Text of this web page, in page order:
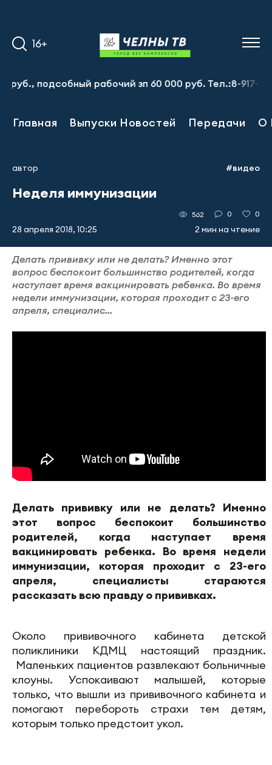
16+
рабочий зп 60 000 руб. Тел.:8-917-913-20-
Главная Выпуски Новостей Передачи О
автор #видео
Неделя иммунизации
28 апреля 2018, 10:25
562 0 0
2 мин на чтение
Делать прививку или не делать? Именно этот
вопрос беспокоит большинство родителей, когда
наступает время вакцинировать ребенка. Во время
недели иммунизации, которая проходит с 23-его
апреля, специалис...
Делать прививку или не делать? Именно
этот вопрос беспокоит большинство
родителей, когда наступает время
вакцинировать ребенка. Во время недели
иммунизации, которая проходит с 23-его
апреля, специалисты стараются
рассказать всю правду о прививках.
Около прививочного кабинета детской
поликлиники КДМЦ настоящий праздник.
Маленьких пациентов развлекают больничные
клоуны. Успокаивают малышей, которые
только, что вышли из прививочного кабинета и
помогают перебороть страхи тем детям,
которым только предстоит укол.